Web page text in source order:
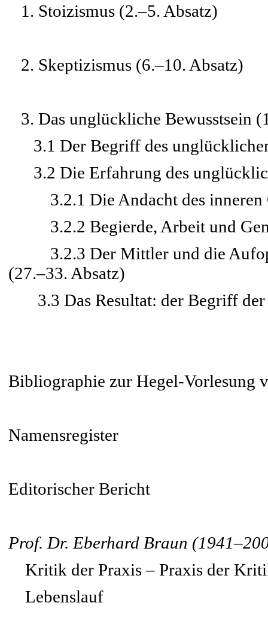
1. Stoizismus (2.–5. Absatz)
2. Skeptizismus (6.–10. Absatz)
3. Das unglückliche Bewusstsein
3.1 Der Begriff des
3.2 Die Erfahrung des
3.2.1 Die Andacht des inneren
3.2.2 Begierde, Arbeit und
3.2.3 Der Mittler und die
(27.–33. Absatz)
3.3 Das Resultat: der Begriff der
Bibliographie zur Hegel-Vorlesung
Namensregister
Editorischer Bericht
Prof. Dr. Eberhard Braun
Kritik der Praxis – Praxis der
Lebenslauf